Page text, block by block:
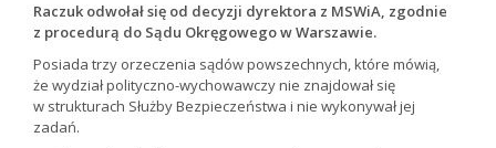
Raczuk odwołał się od decyzji dyrektora z MSWiA, zgodnie
z procedurą do Sądu Okręgowego w Warszawie.
Posiada trzy orzeczenia sądów powszechnych, które mówią,
że wydział polityczno-wychowawczy nie znajdował się
w strukturach Służby Bezpieczeństwa i nie wykonywał jej
zadań.